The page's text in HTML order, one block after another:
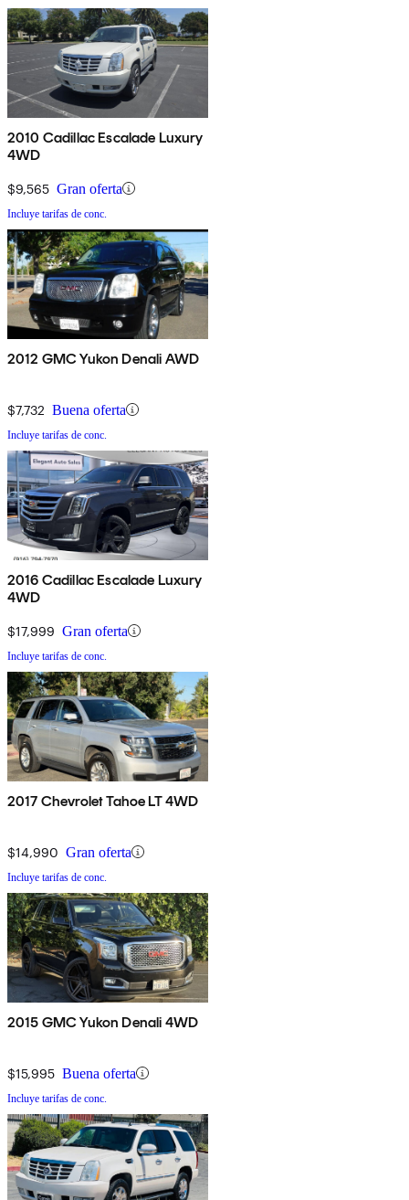
2010 Cadillac Escalade Luxury
4WD
$9,565 Gran oferta
Incluye tarifas de conc.
2012 GMC Yukon Denali AWD
$7,732 Buena oferta
Incluye tarifas de conc.
2016 Cadillac Escalade Luxury
4WD
$17,999 Gran oferta
Incluye tarifas de conc.
2017 Chevrolet Tahoe LT 4WD
$14,990 Gran oferta
Incluye tarifas de conc.
2015 GMC Yukon Denali 4WD
$15,995 Buena oferta
Incluye tarifas de conc.